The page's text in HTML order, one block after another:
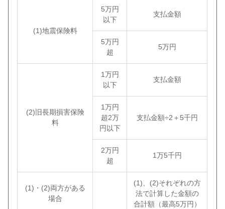
(1)地震保険料
5万円
以下
支払金額
5万円
超
5万円
(2)旧長期損害保険
料
1万円
以下
支払金額
1万円
超2万
円以下
支払金額÷2＋5千円
2万円
超
1万5千円
(1)・(2)両方がある
場合
(1)、(2)それぞれの方
法で計算した金額の
合計額（最高5万円）